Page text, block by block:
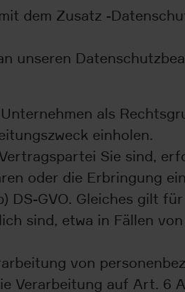
dem Zusatz -
unseren
als
einholen.
Sie sind,
oder die Erbringung
DS-GVO. Gleiches gilt
sind, etwa in Fällen
von
Verarbeitung auf Art. 6